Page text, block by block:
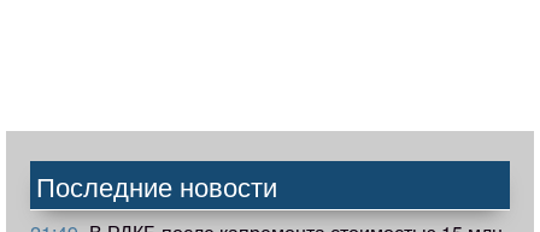
Последние новости